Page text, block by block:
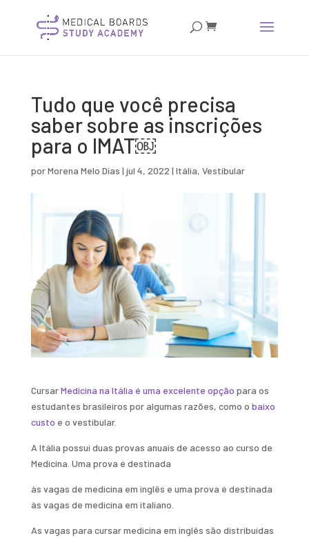
Tudo que você precisa
saber sobre as inscrições
para o IMAT￼
porMorena Melo Dias | jul 4, 2022 | Itália, Vestibular
CursarMedicina na Itália é uma excelente opção para os
estudantes brasileiros por algumas razões, como o baixo
custo e o vestibular.
A Itália possui duas provas anuais de acesso ao curso de
Medicina. Uma prova é destinada
às vagas de medicina em inglês e uma prova é destinada
às vagas de medicina em italiano.
As vagas para cursar medicina em inglês são distribuídas